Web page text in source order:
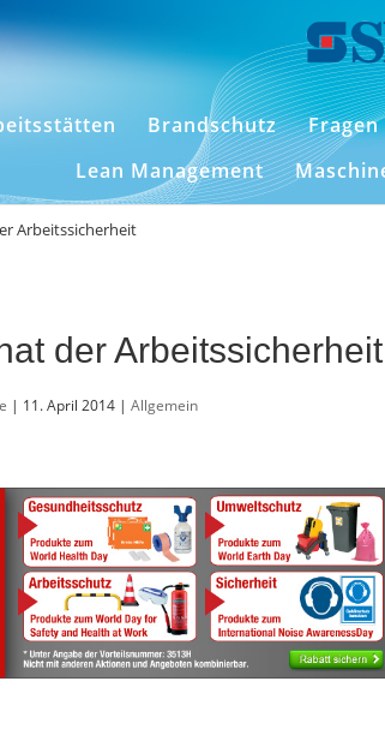
Brandschutz
Lean Management
Arbeitssicherheit
der Arbeitssicherheit
| 11. April 2014 | Allgemein